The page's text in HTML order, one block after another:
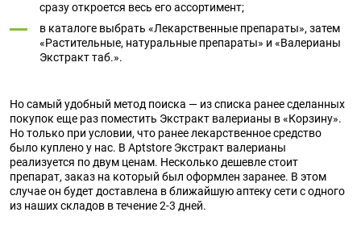
сразу откроется весь его ассортимент;
в каталоге выбрать «Лекарственные препараты», затем
«Растительные, натуральные препараты» и «Валерианы
Экстракт таб.».
Но самый удобный метод поиска — из списка ранее сделанных
покупок еще раз поместить Экстракт валерианы в «Корзину».
Но только при условии, что ранее лекарственное средство
было куплено у нас. В Aptstore Экстракт валерианы
реализуется по двум ценам. Несколько дешевле стоит
препарат, заказ на который был оформлен заранее. В этом
случае он будет доставлена в ближайшую аптеку сети с одного
из наших складов в течение 2-3 дней.